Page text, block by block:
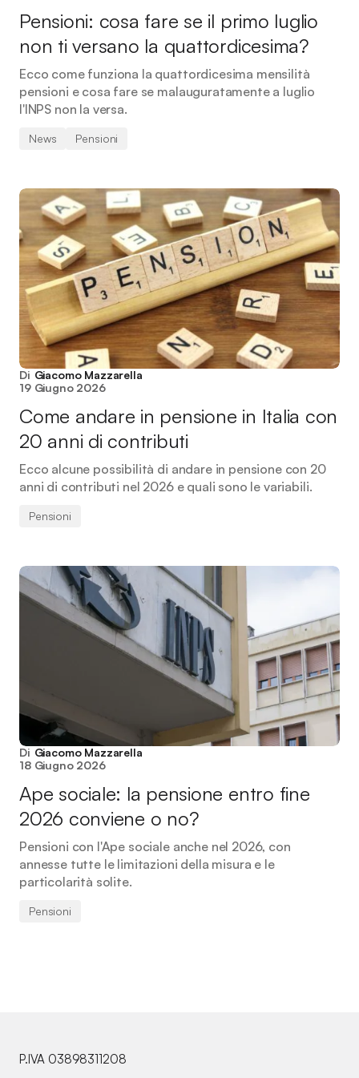
Pensioni: cosa fare se il primo luglio
non ti versano la quattordicesima?
Ecco come funziona la quattordicesima mensilità
pensioni e cosa fare se malauguratamente a luglio
l'INPS non la versa.
News Pensioni
Di Giacomo Mazzarella
19 Giugno 2026
Come andare in pensione in Italia con
20 anni di contributi
Ecco alcune possibilità di andare in pensione con 20
anni di contributi nel 2026 e quali sono le variabili.
Pensioni
Di Giacomo Mazzarella
18 Giugno 2026
Ape sociale: la pensione entro fine
2026 conviene o no?
Pensioni con l'Ape sociale anche nel 2026, con
annesse tutte le limitazioni della misura e le
particolarità solite.
Pensioni
P.IVA 03898311208